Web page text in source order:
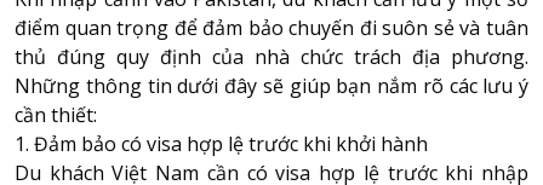
điểm quan trọng để đảm bảo chuyến đi suôn sẻ và tuân
thủ đúng quy định của nhà chức trách địa phương.
Những thông tin dưới đây sẽ giúp bạn nắm rõ các lưu ý
cần thiết:
1. Đảm bảo có visa hợp lệ trước khi khởi hành
Du khách Việt Nam cần có visa hợp lệ trước khi nhập